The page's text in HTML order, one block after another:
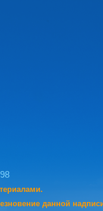
данной